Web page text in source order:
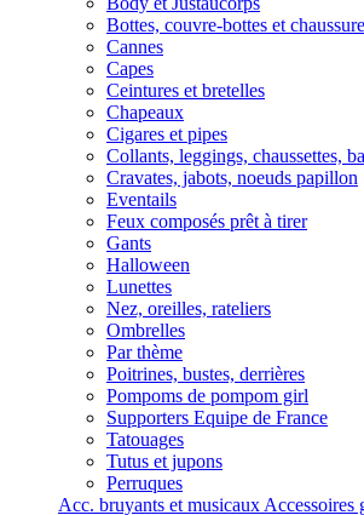
Bottes, couvre-bottes et
Cannes
Capes
Ceintures et bretelles
Chapeaux
Cigares et pipes
Collants, leggings, chaussettes,
Cravates, jabots, noeuds papillon
Eventails
Feux composés prêt à tirer
Gants
Halloween
Lunettes
Nez, oreilles, rateliers
Ombrelles
Par thème
Poitrines, bustes, derrières
Pompoms de pompom girl
Supporters Equipe de France
Tatouages
Tutus et jupons
Perruques
Acc. bruyants et musicaux Accessoires